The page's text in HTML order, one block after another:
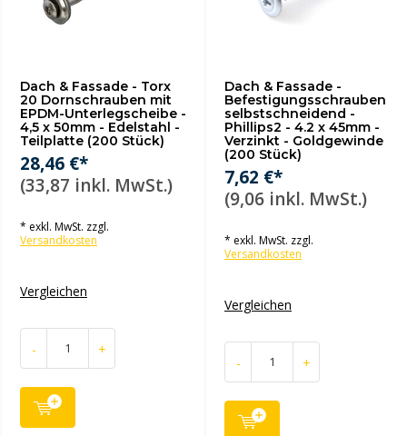
Dach & Fassade - Torx
20 Dornschrauben mit
EPDM-Unterlegscheibe -
4,5 x 50mm - Edelstahl -
Teilplatte (200 Stück)
28,46 €*
(33,87 inkl. MwSt.)
* exkl. MwSt. zzgl.
Versandkosten
Vergleichen
- +
Dach & Fassade -
Befestigungsschrauben
selbstschneidend -
Phillips2 - 4.2 x 45mm -
Verzinkt - Goldgewinde
(200 Stück)
7,62 €*
(9,06 inkl. MwSt.)
* exkl. MwSt. zzgl.
Versandkosten
Vergleichen
- +